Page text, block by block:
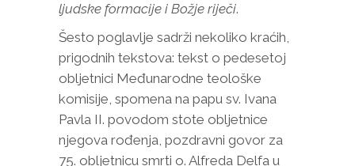
ljudske formacije i Božje riječi.
Šesto poglavlje sadrži nekoliko kraćih,
prigodnih tekstova: tekst o pedesetoj
obljetnici Međunarodne teološke
komisije, spomena na papu sv. Ivana
Pavla II. povodom stote obljetnice
njegova rođenja, pozdravni govor za
75. obljetnicu smrti o. Alfreda Delfa u